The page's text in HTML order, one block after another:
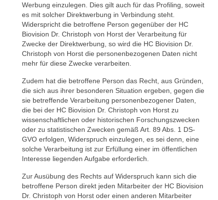
Werbung einzulegen. Dies gilt auch für das Profiling, soweit
es mit solcher Direktwerbung in Verbindung steht.
Widerspricht die betroffene Person gegenüber der HC
Biovision Dr. Christoph von Horst der Verarbeitung für
Zwecke der Direktwerbung, so wird die HC Biovision Dr.
Christoph von Horst die personenbezogenen Daten nicht
mehr für diese Zwecke verarbeiten.
Zudem hat die betroffene Person das Recht, aus Gründen,
die sich aus ihrer besonderen Situation ergeben, gegen die
sie betreffende Verarbeitung personenbezogener Daten,
die bei der HC Biovision Dr. Christoph von Horst zu
wissenschaftlichen oder historischen Forschungszwecken
oder zu statistischen Zwecken gemäß Art. 89 Abs. 1 DS-
GVO erfolgen, Widerspruch einzulegen, es sei denn, eine
solche Verarbeitung ist zur Erfüllung einer im öffentlichen
Interesse liegenden Aufgabe erforderlich.
Zur Ausübung des Rechts auf Widerspruch kann sich die
betroffene Person direkt jeden Mitarbeiter der HC Biovision
Dr. Christoph von Horst oder einen anderen Mitarbeiter